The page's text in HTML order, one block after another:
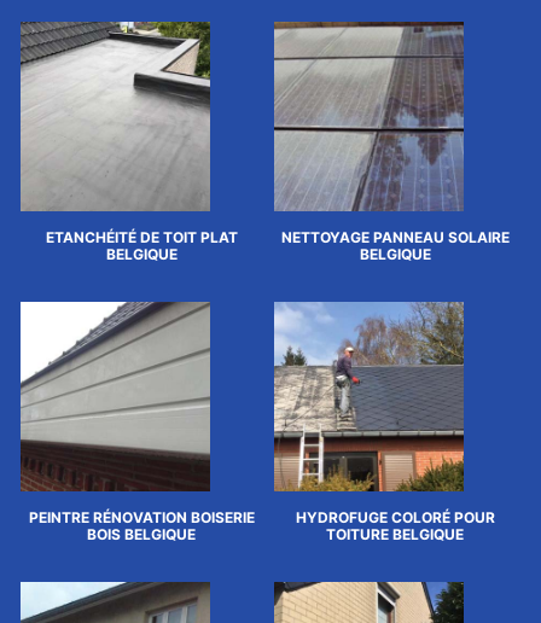
ETANCHÉITÉ DE TOIT PLAT
BELGIQUE
NETTOYAGE PANNEAU SOLAIRE
BELGIQUE
PEINTRE RÉNOVATION BOISERIE
BOIS BELGIQUE
HYDROFUGE COLORÉ POUR
TOITURE BELGIQUE